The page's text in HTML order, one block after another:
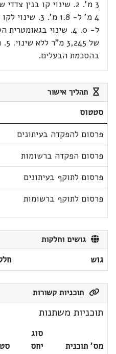
3 מ'. 2. שינוי קו בנין
ל- 0. 4. שינוי
בהסכמת הבעלים.
תהליך אישור
סטטוס
פרסום להפקדה בעיתונים
פרסום הפקדה ברשומות
פרסום לתוקף בעיתונים
פרסום לתוקף ברשומות
גושים וחלקות
גוש
תוכניות קשורות
תוכניות משתנות
מס' תוכנית
סוג
יחס